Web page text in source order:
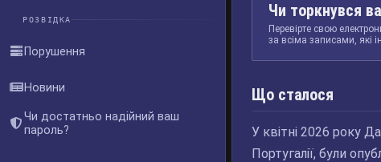
РОЗВІДКА
Порушення
Новини
Чи достатньо надійний ваш
пароль?
Чи торкнувся
Перевірте свою
за всіма записами, які
Що сталося
У квітні 2026 року
Португалії, були